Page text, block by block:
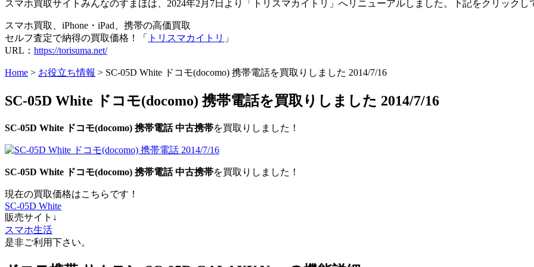
スマホ買取サイトみんなのすまほは、2024年2月7日より「トリスマカイトリ」へリニューアルしました。下記をクリックし
スマホ買取、iPhone・iPad、携帯の高価買取
セルフ査定で納得の買取価格！「
トリスマカイトリ 」
URL： https://torisuma.net/
Home > お役立ち情報 > SC-05D White ドコモ(docomo) 携帯電話を買取りしました 2014/7/16
SC-05D White ドコモ(docomo) 携帯電話を買取りしました 2014/7/16
SC-05D White ドコモ(docomo) 携帯電話中古携帯を買取りしました！
SC-05D White ドコモ(docomo) 携帯電話中古携帯を買取りしました！
現在の買取価格はこちらです！
SC-05D White
販売サイト↓
スマホ生活
是非ご利用下さい。